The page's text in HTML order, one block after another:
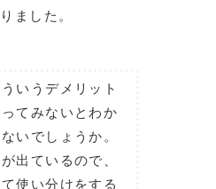
ました。
いうデメリット
てみないとわか
いでしょうか。
出ているので、
使い分けをする